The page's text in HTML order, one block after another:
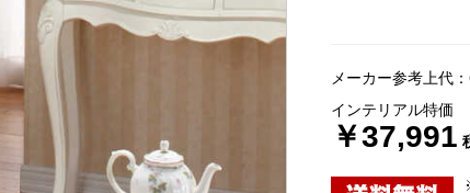
メーカー参考上代
インテリアル特価
￥37,991